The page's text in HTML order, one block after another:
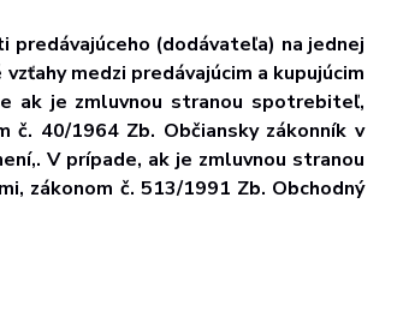
predávajúceho (dodávateľa) na jednej
medzi predávajúcim a kupujúcim
ak je zmluvnou stranou spotrebiteľ,
č. 40/1964 Zb. Občiansky zákonník v
V prípade, ak je zmluvnou stranou
zákonom č. 513/1991 Zb. Obchodný